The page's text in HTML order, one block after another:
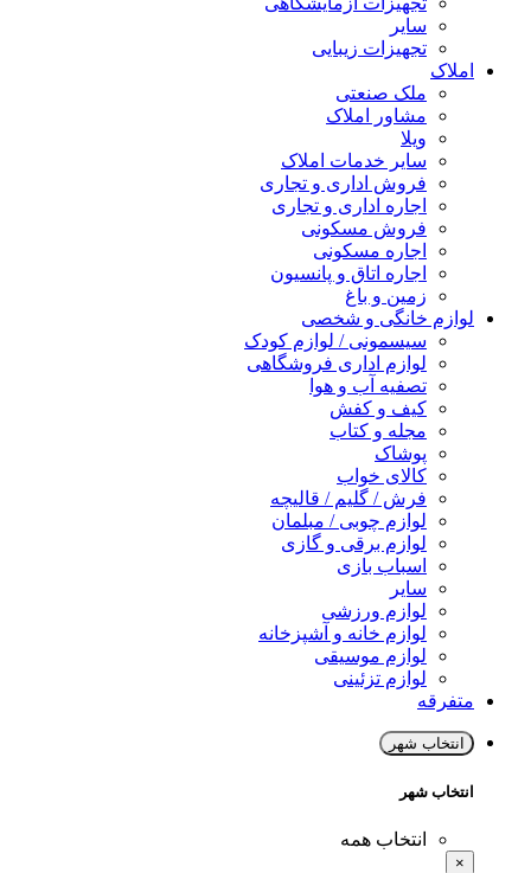
سایر
تجهیزات زیبایی
املاک
ملک صنعتی
مشاور املاک
ویلا
سایر خدمات املاک
فروش اداری و تجاری
اجاره اداری و تجاری
فروش مسکونی
اجاره مسکونی
اجاره اتاق و پانسیون
زمین و باغ
لوازم خانگی و شخصی
سیسمونی / لوازم کودک
لوازم اداری فروشگاهی
تصفیه آب و هوا
کیف و کفش
مجله و کتاب
پوشاک
کالای خواب
فرش / گلیم / قالیچه
لوازم چوبی / مبلمان
لوازم برقی و گازی
اسباب بازی
سایر
لوازم ورزشی
لوازم خانه و آشپزخانه
لوازم موسیقی
لوازم تزئینی
متفرقه
انتخاب شهر
انتخاب شهر
انتخاب همه
×